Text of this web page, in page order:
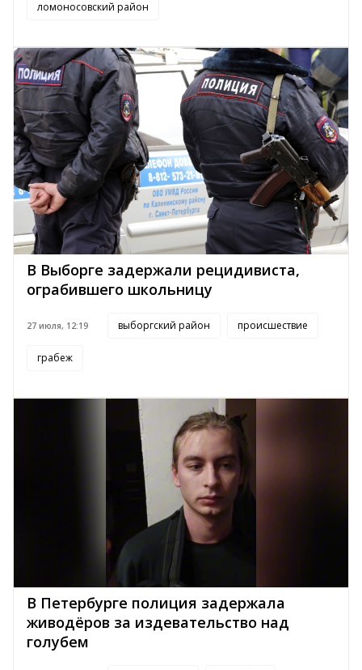
ломоносовский район
В Выборге задержали рецидивиста,
ограбившего школьницу
27 июля, 12:19 выборгский район происшествие
грабеж
В Петербурге полиция задержала
живодёров за издевательство над
голубем